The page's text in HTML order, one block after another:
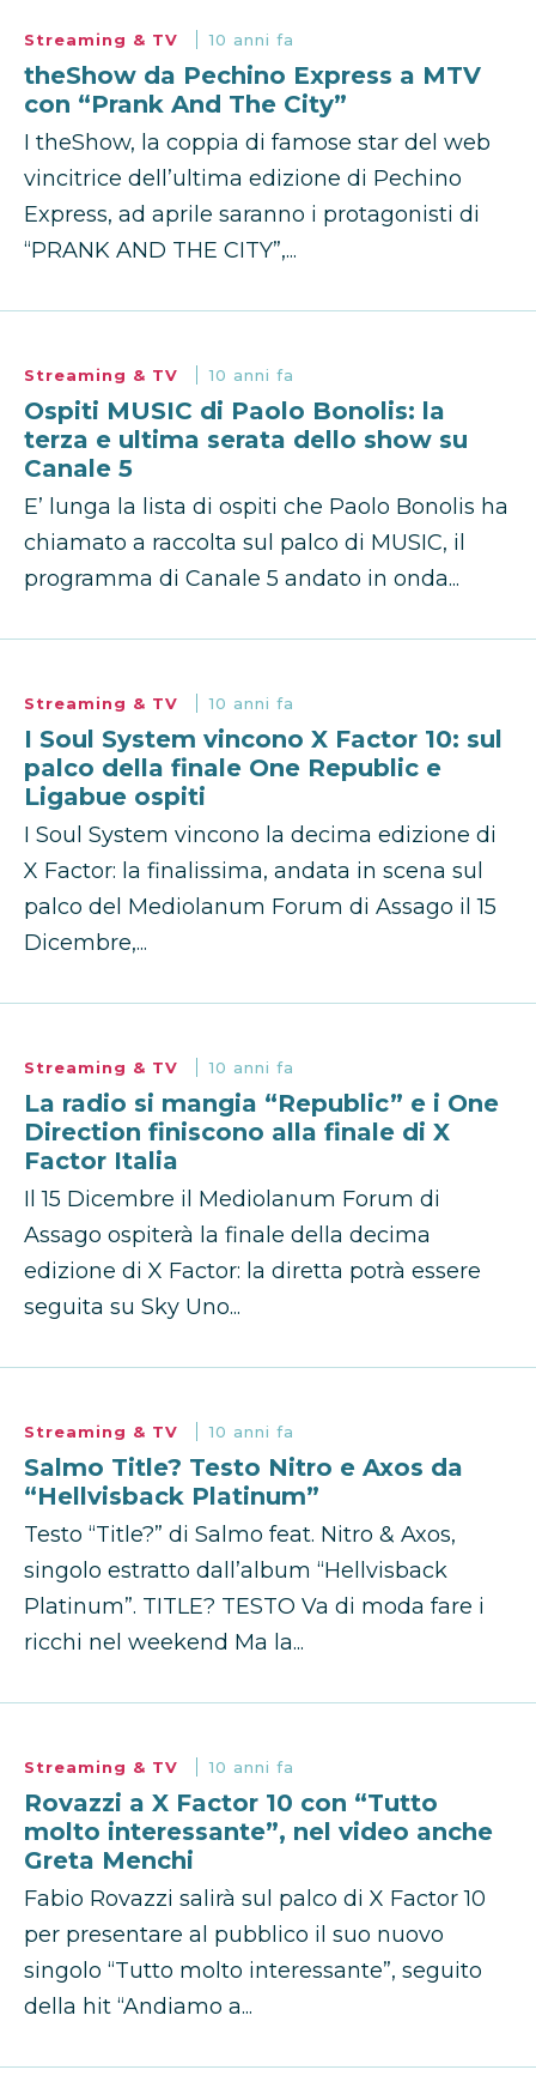
Streaming & TV 10 anni fa
theShow da Pechino Express a MTV
con “Prank And The City”
I theShow, la coppia di famose star del web
vincitrice dell’ultima edizione di Pechino
Express, ad aprile saranno i protagonisti di
“PRANK AND THE CITY”,...
Streaming & TV 10 anni fa
Ospiti MUSIC di Paolo Bonolis: la
terza e ultima serata dello show su
Canale 5
E’ lunga la lista di ospiti che Paolo Bonolis ha
chiamato a raccolta sul palco di MUSIC, il
programma di Canale 5 andato in onda...
Streaming & TV 10 anni fa
I Soul System vincono X Factor 10: sul
palco della finale One Republic e
Ligabue ospiti
I Soul System vincono la decima edizione di
X Factor: la finalissima, andata in scena sul
palco del Mediolanum Forum di Assago il 15
Dicembre,...
Streaming & TV 10 anni fa
La radio si mangia “Republic” e i One
Direction finiscono alla finale di X
Factor Italia
Il 15 Dicembre il Mediolanum Forum di
Assago ospiterà la finale della decima
edizione di X Factor: la diretta potrà essere
seguita su Sky Uno...
Streaming & TV 10 anni fa
Salmo Title? Testo Nitro e Axos da
“Hellvisback Platinum”
Testo “Title?” di Salmo feat. Nitro & Axos,
singolo estratto dall’album “Hellvisback
Platinum”. TITLE? TESTO Va di moda fare i
ricchi nel weekend Ma la...
Streaming & TV 10 anni fa
Rovazzi a X Factor 10 con “Tutto
molto interessante”, nel video anche
Greta Menchi
Fabio Rovazzi salirà sul palco di X Factor 10
per presentare al pubblico il suo nuovo
singolo “Tutto molto interessante”, seguito
della hit “Andiamo a...